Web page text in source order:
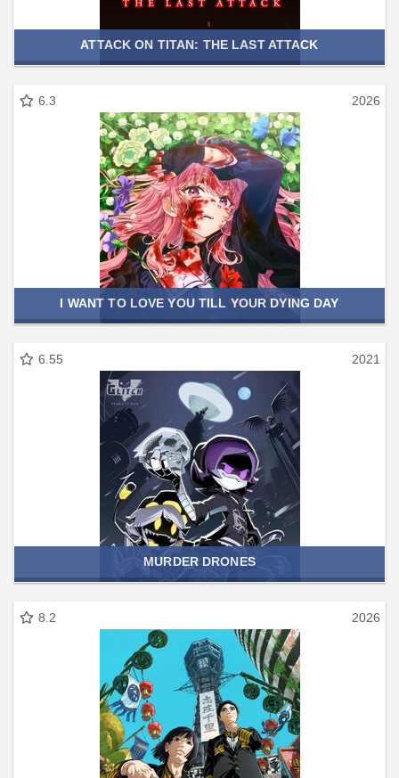
ATTACK ON TITAN: THE LAST ATTACK
6.3 2026
I WANT TO LOVE YOU TILL YOUR DYING DAY
6.55 2021
MURDER DRONES
8.2 2026